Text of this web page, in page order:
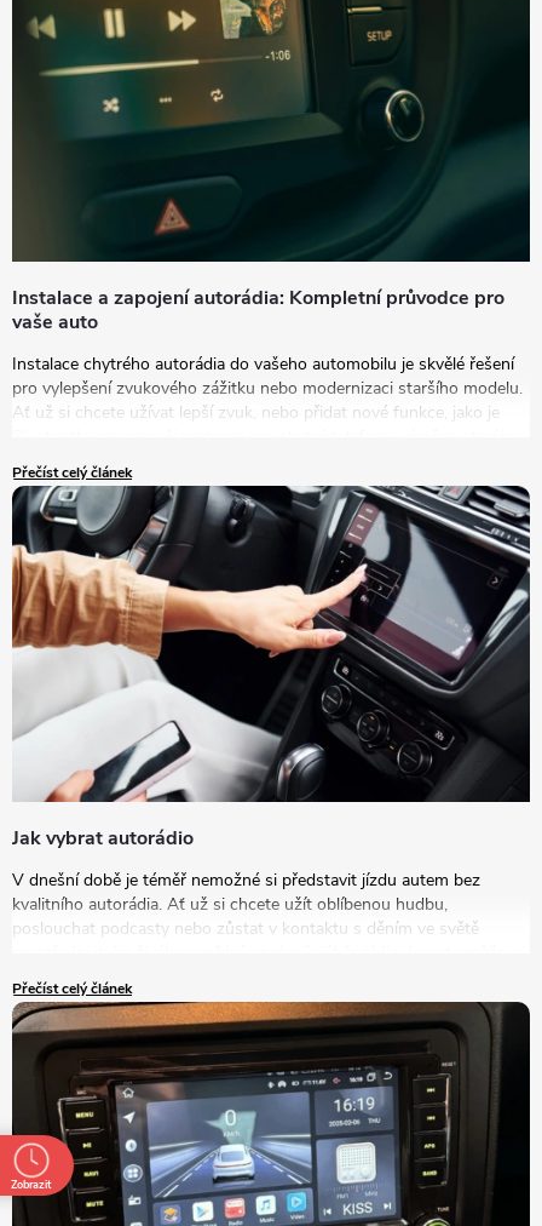
Instalace a zapojení autorádia: Kompletní průvodce pro
vaše auto
Instalace chytrého autorádia do vašeho automobilu je skvělé řešení
pro vylepšení zvukového zážitku nebo modernizaci staršího modelu.
Ať už si chcete užívat lepší zvuk, nebo přidat nové funkce, jako je
autorádia za nový model je tou správnou volbou.
Přečíst celý článek
Jak vybrat autorádio
V dnešní době je téměř nemožné si představit jízdu autem bez
kvalitního autorádia. Ať už si chcete užít oblíbenou hudbu,
poslouchat podcasty nebo zůstat v kontaktu s děním ve světě
výrazně zlepšit vaše zážitky na cestách. V tomto článku se podrobně
podíváme na to, jak vybrat autorádio, které bude nejlépe vyhovovat
vašim potřebám a představám.
Přečíst celý článek
Zobrazit